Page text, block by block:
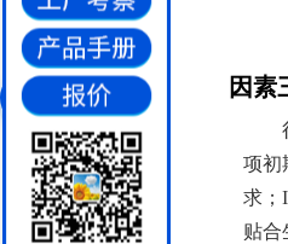
因素
项初
求；
贴合